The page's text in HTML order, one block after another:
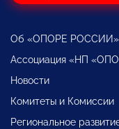
Об «ОПОРЕ РОССИИ»
Ассоциация «НП
Новости
Комитеты и Комиссии
Региональное